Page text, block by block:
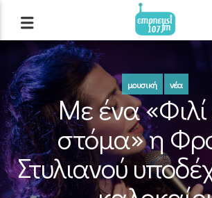
μουσική νέα
Με ένα
στόμα» η
Στυλιανού